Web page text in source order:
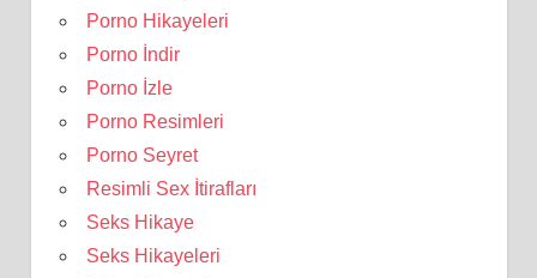
Porno Hikayeleri
Porno İndir
Porno İzle
Porno Resimleri
Porno Seyret
Resimli Sex İtirafları
Seks Hikaye
Seks Hikayeleri